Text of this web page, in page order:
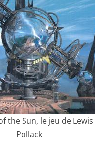
the Sun, le jeu de Lewis
Pollack